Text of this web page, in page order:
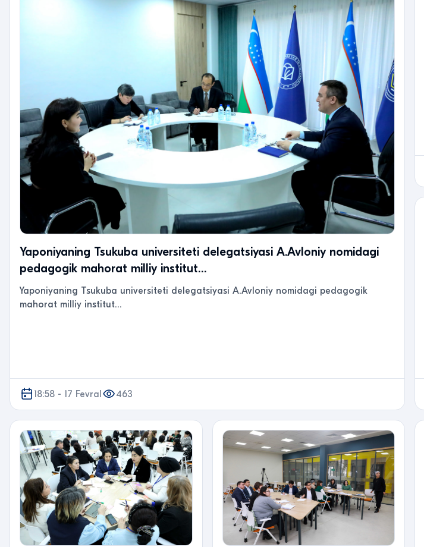
Yaponiyaning Tsukuba universiteti delegatsiyasi A.Avloniy nomidagi
pedagogik mahorat milliy institut…
Yaponiyaning Tsukuba universiteti delegatsiyasi A.Avloniy nomidagi pedagogik
mahorat milliy institut…
18:58 - 17 Fevral 463